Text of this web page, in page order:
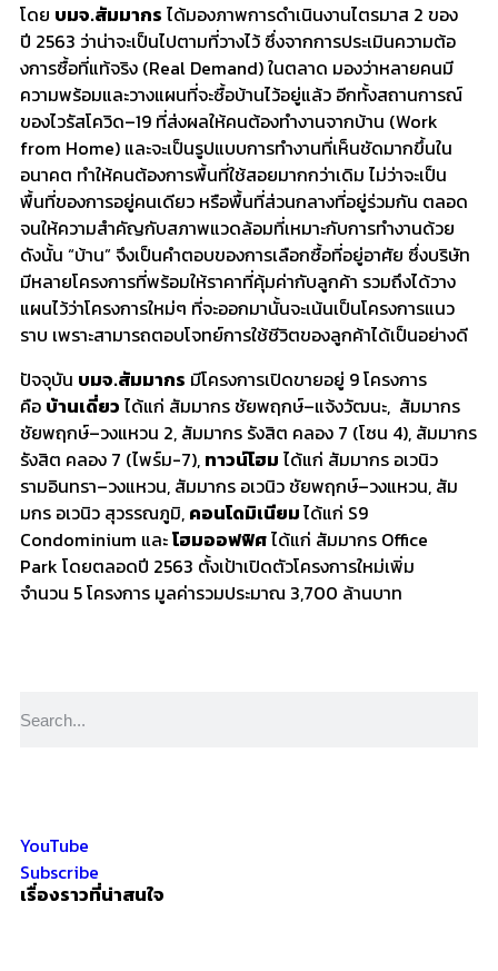
โดย บมจ.สัมมากร ได้มองภาพการดำเนินงานไตรมาส 2 ของ
ปี 2563 ว่าน่าจะเป็นไปตามที่วางไว้ ซึ่งจากการประเมินความต้อ
งการซื้อที่แท้จริง (Real Demand) ในตลาด มองว่าหลายคนมี
ความพร้อมและวางแผนที่จะซื้อบ้านไว้อยู่แล้ว อีกทั้งสถานการณ์
ของไวรัสโควิด–19 ที่ส่งผลให้คนต้องทำงานจากบ้าน (Work
from Home) และจะเป็นรูปแบบการทำงานที่เห็นชัดมากขึ้นใน
อนาคต ทำให้คนต้องการพื้นที่ใช้สอยมากกว่าเดิม ไม่ว่าจะเป็น
พื้นที่ของการอยู่คนเดียว หรือพื้นที่ส่วนกลางที่อยู่ร่วมกัน ตลอด
จนให้ความสำคัญกับสภาพแวดล้อมที่เหมาะกับการทำงานด้วย
ดังนั้น “บ้าน” จึงเป็นคำตอบของการเลือกซื้อที่อยู่อาศัย ซึ่งบริษัท
มีหลายโครงการที่พร้อมให้ราคาที่คุ้มค่ากับลูกค้า รวมถึงได้วาง
แผนไว้ว่าโครงการใหม่ๆ ที่จะออกมานั้นจะเน้นเป็นโครงการแนว
ราบ เพราะสามารถตอบโจทย์การใช้ชีวิตของลูกค้าได้เป็นอย่างดี
ปัจจุบัน บมจ.สัมมากร มีโครงการเปิดขายอยู่ 9โครงการ
คือ บ้านเดี่ยว ได้แก่ สัมมากร ชัยพฤกษ์–แจ้งวัฒนะ, สัมมากร
ชัยพฤกษ์–วงแหวน 2, สัมมากร รังสิต คลอง 7 (โซน 4), สัมมากร
รังสิต คลอง 7 (ไพร์ม-7), ทาวน์โฮม ได้แก่ สัมมากร อเวนิว
รามอินทรา–วงแหวน, สัมมากร อเวนิว ชัยพฤกษ์–วงแหวน, สัม
มกร อเวนิว สุวรรณภูมิ, คอนโดมิเนียมได้แก่ S9
Condominium และโฮมออฟฟิศได้แก่ สัมมากร Office
Park โดยตลอดปี 2563 ตั้งเป้าเปิดตัวโครงการใหม่เพิ่ม
จำนวน 5โครงการ มูลค่ารวมประมาณ 3,700 ล้านบาท
YouTube
Subscribe
เรื่องราวที่น่าสนใจ